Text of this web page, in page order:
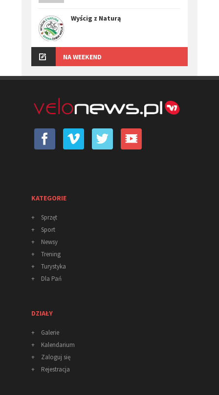
Wyścig z Naturą
NA WEEKEND
KATEGORIE
+
Sprzęt
+
Sport
+
Newsy
+
Trening
+
Turystyka
+
Dla Pań
DZIAŁY
+
Galerie
+
Kalendarium
+
Zaloguj się
+
Rejestracja